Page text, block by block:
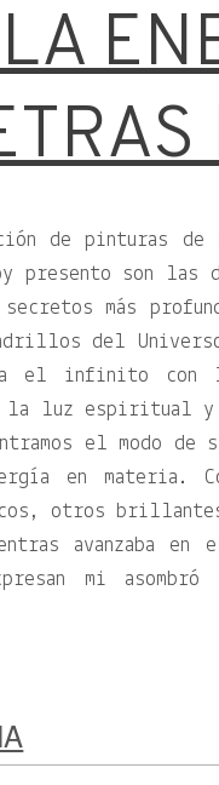
de pinturas
presento son
más
del
el infinito
la luz espiritual
el modo de
en materia.
otros
avanzaba
mi